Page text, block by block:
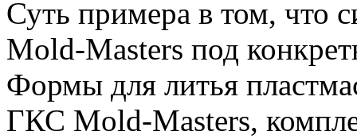
Суть примера в том, что
Mold-Masters под
Формы для литья
ГКС Mold-Masters,